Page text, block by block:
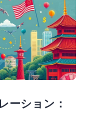
ーション：